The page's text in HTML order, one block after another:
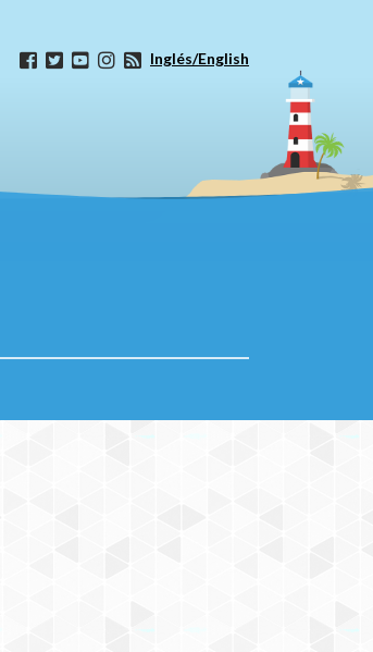
Inglés/English